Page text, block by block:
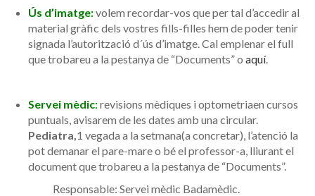
Ús d’imatge:volem recordar-vos que per tal d’accedir al
material gràfic dels vostres fills-filles hem de poder tenir
signada l’autorització d´ús d’imatge. Cal emplenar el full
que trobareu a la pestanya de “Documents” o aquí.
Servei mèdic: revisions mèdiques i optometriaen cursos
puntuals, avisarem de les dates amb una circular.
Pediatra,1 vegada a la setmana(a concretar), l’atenció la
pot demanar el pare-mare o bé el professor-a, lliurant el
document que trobareu a la pestanya de “Documents”.
Responsable: Servei mèdic Badamèdic.